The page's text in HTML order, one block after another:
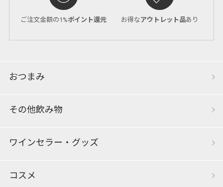
ご注文金額の1%ポイント還元 お得なアウトレット品あり
おつまみ
その他飲み物
ワインセラー・グッズ
コスメ